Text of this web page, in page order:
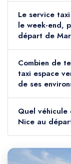
Le service
le week-end,
départ de
Combien de
taxi espace
de ses
Quel
Nice au